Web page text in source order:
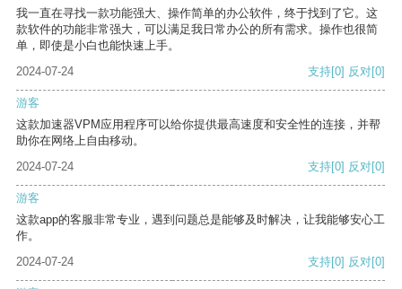
我一直在寻找一款功能强大、操作简单的办公软件，终于找到了它。这
款软件的功能非常强大，可以满足我日常办公的所有需求。操作也很简
单，即使是小白也能快速上手。
2024-07-24
支持[0] 反对[0]
游客
这款加速器VPM应用程序可以给你提供最高速度和安全性的连接，并帮
助你在网络上自由移动。
2024-07-24
支持[0] 反对[0]
游客
这款app的客服非常专业，遇到问题总是能够及时解决，让我能够安心工
作。
2024-07-24
支持[0] 反对[0]